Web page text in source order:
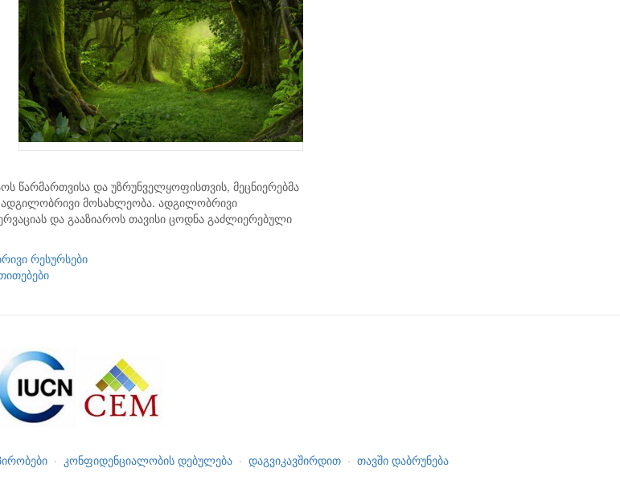
წარმართვისა და უზრუნველყოფისთვის, მეცნიერებმა
მოსახლეობა. ადგილობრივი
და გააზიაროს თავისი ცოდნა გაძლიერებული
რესურსები
· კონფიდენციალობის დებულება · დაგვიკავშირდით · თავში დაბრუნება